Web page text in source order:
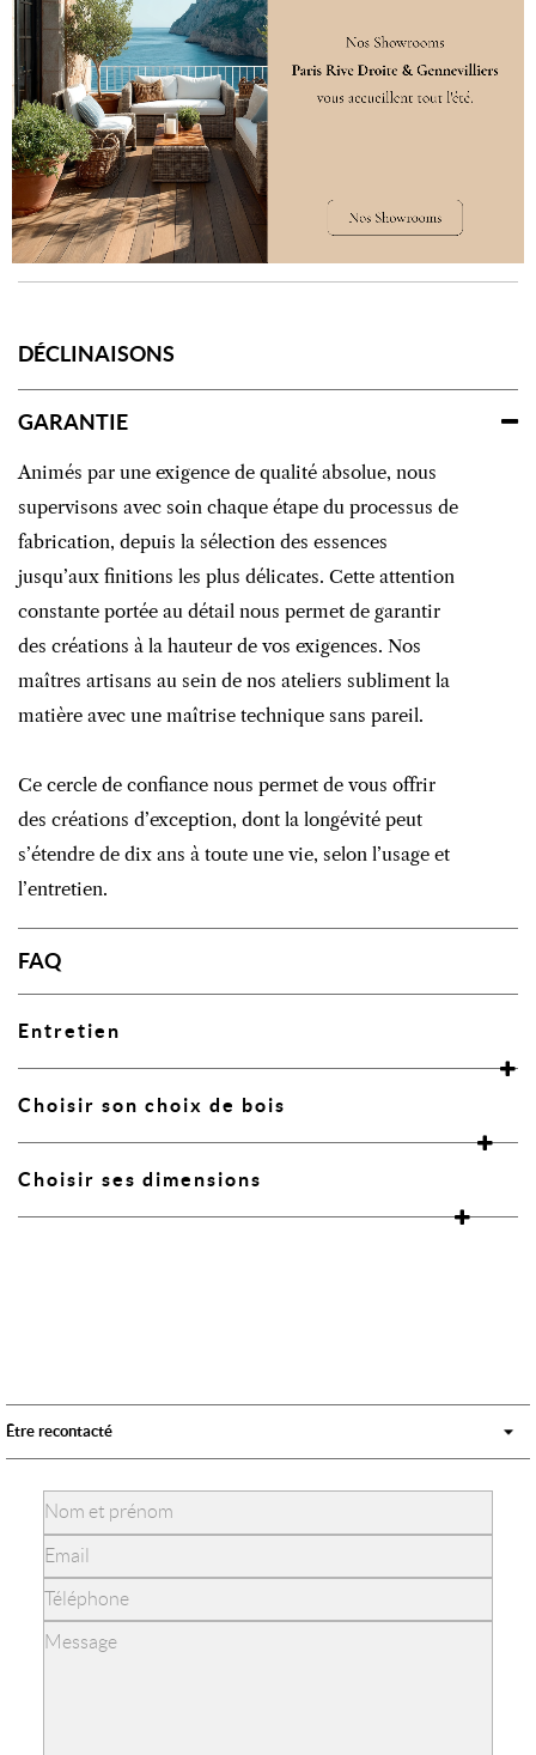
Destination Sol et mur intérieur
Spécificités
chauffant
DÉCLINAISONS
GARANTIE
Animés par une exigence de qualité absolue, nous
supervisons avec soin chaque étape du processus de
fabrication, depuis la sélection des essences
jusqu’aux finitions les plus délicates. Cette attention
constante portée au détail nous permet de garantir
des créations à la hauteur de vos exigences. Nos
maîtres artisans au sein de nos ateliers subliment la
matière avec une maîtrise technique sans pareil.
Ce cercle de confiance nous permet de vous offrir
des créations d’exception, dont la longévité peut
s’étendre de dix ans à toute une vie, selon l’usage et
l’entretien.
FAQ
Entretien
Choisir son choix de bois
Choisir ses dimensions